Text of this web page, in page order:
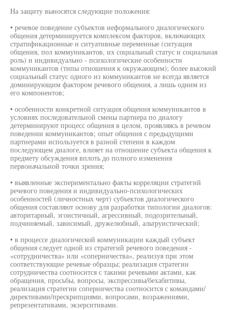
На защиту выносятся следующие положения:
• речевое поведение субъектов неформального диалогического
общения детерминируется комплексом факторов, включающих
стратификационные и ситуативные переменные (ситуация
общения, пол коммуникантов, их социальный статус и социальная
роль) и индивидуально - психологические особенности
коммуникантов (типы отношения к окружающим); более высокий
социальный статус одного из коммуникантов не всегда является
доминирующим фактором речевого общения, а лишь одним из
его компонентов;
• особенности конкретной ситуация общения коммуникантов в
условиях последовательной смены партнера по диалогу
детерминируют процесс общения в целом, проявляясь в речевом
поведении коммуникантов; опыт общения с предыдущими
партнерами используется в разной степени в каждом
последующем диалоге, влияет на отношение субъекта общения к
предмету обсуждения вплоть до полного изменения
первоначальной точки зрения;
• выявленные экспериментально факты корреляции стратегий
речевого поведения и индивидуально-психологических
особенностей (личностных черт) субъектов диалогического
общения составляют основу для разработки типологии диалогов:
авторитарный, эгоистичный, агрессивный, подозрительный,
подчиняемый, зависимый, дружелюбный, альтруистический;
• в процессе диалогической коммуникации каждый субъект
общения следует одной из стратегий речевого поведения -
«сотрудничества» или «соперничества», реализуя при этом
соответствующие речевые образцы; реализация стратегии
сотрудничества соотносится с такими речевыми актами, как
обращения, просьбы, вопросы, экспрессивы/бехабитивы,
реализация стратегии соперничества соотносится с командами/
директивами/прескрипциями, вопросами, возражениями,
репрезентативами, экзерситивами.